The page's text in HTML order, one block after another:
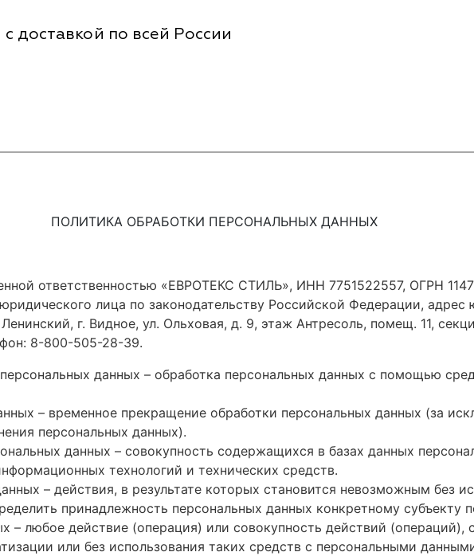
доставкой по всей России
ПОЛИТИКА ОБРАБОТКИ ПЕРСОНАЛЬНЫХ ДАННЫХ
ответственностью «ЕВРОТЕКС СТИЛЬ», ИНН 7751522557, ОГРН
лица по законодательству Российской Федерации, адрес
г. Видное, ул. Ольховая, д. 9, этаж Антресоль, помещ. 11,
8-800-505-28-39.
данных – обработка персональных данных с помощью
– временное прекращение обработки персональных данных (за
персональных данных).
данных – совокупность содержащихся в базах данных
технологий и технических средств.
– действия, в результате которых становится невозможным без
принадлежность персональных данных конкретному субъекту
– любое действие (операция) или совокупность действий (операций),
или без использования таких средств с персональными